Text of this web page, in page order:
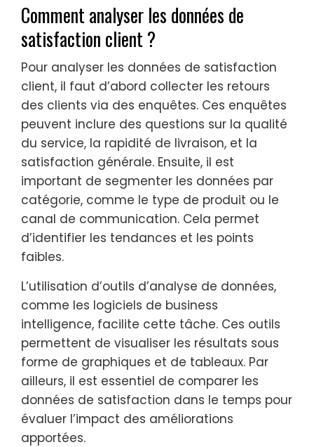
Comment analyser les données de
satisfaction client ?
Pour analyser les données de satisfaction
client, il faut d’abord collecter les retours
des clients via des enquêtes. Ces enquêtes
peuvent inclure des questions sur la qualité
du service, la rapidité de livraison, et la
satisfaction générale. Ensuite, il est
important de segmenter les données par
catégorie, comme le type de produit ou le
canal de communication. Cela permet
d’identifier les tendances et les points
faibles.
L’utilisation d’outils d’analyse de données,
comme les logiciels de business
intelligence, facilite cette tâche. Ces outils
permettent de visualiser les résultats sous
forme de graphiques et de tableaux. Par
ailleurs, il est essentiel de comparer les
données de satisfaction dans le temps pour
évaluer l’impact des améliorations
apportées.